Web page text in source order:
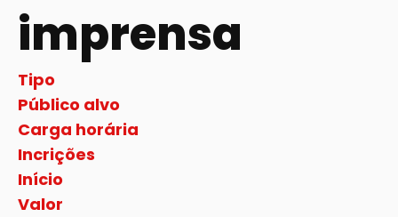
imprensa
Tipo
Público alvo
Carga horária
Incrições
Início
Valor